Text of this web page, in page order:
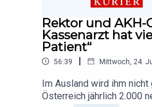
Rektor und AKH-
Kassenarzt hat
Patient“
56:39 | Mittwoch, 24.
Im Ausland wird ihm
Österreich jährlich 2.000